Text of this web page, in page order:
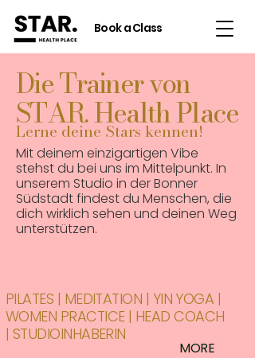
Book a Class
Die Trainer von
STAR. Health Place
Lerne deine Stars kennen!
Mit deinem einzigartigen Vibe
stehst du bei uns im Mittelpunkt. In
unserem Studio in der Bonner
Südstadt findest du Menschen, die
dich wirklich sehen und deinen Weg
unterstützen.
PILATES | MEDITATION | YIN YOGA |
WOMEN PRACTICE | HEAD COACH
| STUDIOINHABERIN
MORE